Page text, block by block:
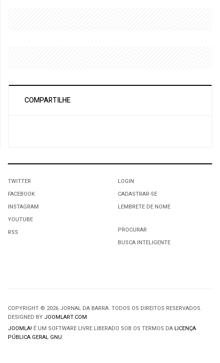
COMPARTILHE
TWITTER
FACEBOOK
INSTAGRAM
YOUTUBE
RSS
LOGIN
CADASTRAR-SE
LEMBRETE DE NOME
PROCURAR
BUSCA INTELIGENTE
COPYRIGHT © 2026 JORNAL DA BARRA. TODOS OS DIREITOS RESERVADOS.
DESIGNED BY JOOMLART.COM.
JOOMLA! É UM SOFTWARE LIVRE LIBERADO SOB OS TERMOS DA LICENÇA
PÚBLICA GERAL GNU.